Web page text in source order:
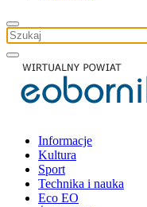
Informacje
Kultura
Sport
Technika i nauka
Eco EO